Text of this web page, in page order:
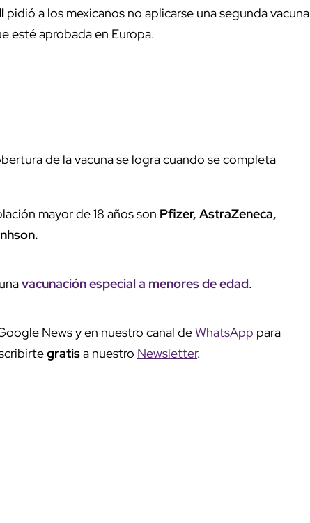
pidió a los mexicanos no aplicarse una segunda vacuna
esté aprobada en Europa.
de la vacuna se logra cuando se completa
mayor de 18 años son Pfizer, AstraZeneca,
vacunación especial a menores de edad.
News y en nuestro canal deWhatsApp para
gratisa nuestro Newsletter.